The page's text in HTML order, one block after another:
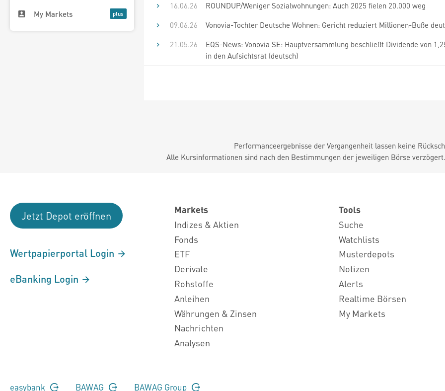
My Markets
16.06.26
ROUNDUP/Weniger Sozialwohnungen: Auch 2025 fielen 20.000 weg
09.06.26
Vonovia-Tochter Deutsche Wohnen: Gericht reduziert Millionen-Buße
21.05.26
EQS-News: Vonovia SE: Hauptversammlung beschließt Dividende von
in den Aufsichtsrat (deutsch)
Performanceergebnisse der Vergangenheit lassen keine
Alle Kursinformationen sind nach den Bestimmungen der jeweiligen Börse
Jetzt Depot eröffnen
Wertpapierportal Login
eBanking Login
Markets
Indizes & Aktien
Fonds
ETF
Derivate
Rohstoffe
Anleihen
Währungen & Zinsen
Nachrichten
Analysen
Tools
Suche
Watchlists
Musterdepots
Notizen
Alerts
Realtime Börsen
My Markets
easybank BAWAG BAWAG Group